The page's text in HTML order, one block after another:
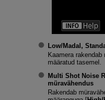
Low/Madal,
Kaamera
määratud tasemel.
Multi Shot Noise
müravähendus
Rakendab